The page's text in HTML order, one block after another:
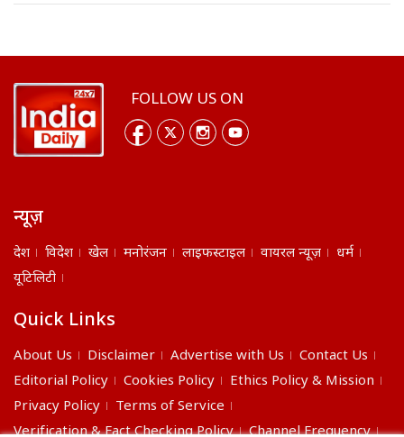
FOLLOW US ON
न्यूज़
देश विदेश खेल मनोरंजन लाइफस्टाइल वायरल न्यूज़
धर्म
यूटिलिटी
Quick Links
About Us Disclaimer Advertise with Us
Contact Us
Editorial Policy
Cookies Policy
Ethics Policy & Mission
Privacy Policy
Terms of Service
Verification & Fact Checking Policy
Channel Frequency